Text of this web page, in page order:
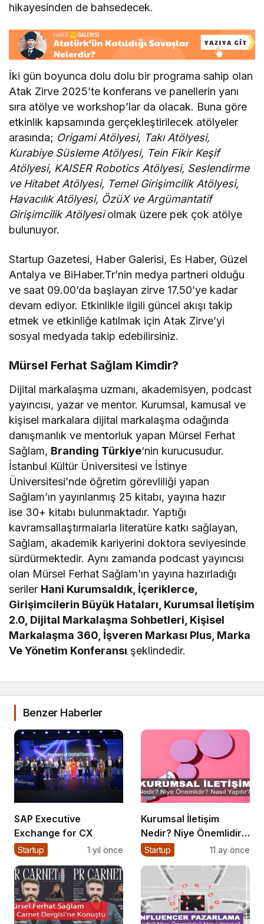
hikayesinden de bahsedecek.
İki gün boyunca dolu dolu bir programa sahip olan
Atak Zirve 2025’te konferans ve panellerin yanı
sıra atölye ve workshop’lar da olacak. Buna göre
etkinlik kapsamında gerçekleştirilecek atölyeler
arasında; Origami Atölyesi, Takı Atölyesi,
Kurabiye Süsleme Atölyesi, Tein Fikir Keşif
Atölyesi, KAISER Robotics Atölyesi, Seslendirme
ve Hitabet Atölyesi, Temel Girişimcilik Atölyesi,
Havacılık Atölyesi, ÖzüX ve Argümantatif
Girişimcilik Atölyesiolmak üzere pek çok atölye
bulunuyor.
Startup Gazetesi, Haber Galerisi, Es Haber, Güzel
Antalya ve BiHaber.Tr’nin medya partneri olduğu
ve saat 09.00’da başlayan zirve 17.50’ye kadar
devam ediyor. Etkinlikle ilgili güncel akışı takip
etmek ve etkinliğe katılmak için Atak Zirve’yi
sosyal medyada takip edebilirsiniz.
Mürsel Ferhat Sağlam Kimdir?
Dijital markalaşma uzmanı, akademisyen, podcast
yayıncısı, yazar ve mentor. Kurumsal, kamusal ve
kişisel markalara dijital markalaşma odağında
danışmanlık ve mentorluk yapan Mürsel Ferhat
Sağlam, Branding Türkiye‘nin kurucusudur.
İstanbul Kültür Üniversitesi ve İstinye
Üniversitesi’nde öğretim görevliliği yapan
Sağlam’ın yayınlanmış 25 kitabı, yayına hazır
ise 30+ kitabı bulunmaktadır. Yaptığı
kavramsallaştırmalarla literatüre katkı sağlayan,
Sağlam, akademik kariyerini doktora seviyesinde
sürdürmektedir. Aynı zamanda podcast yayıncısı
olan Mürsel Ferhat Sağlam’ın yayına hazırladığı
seriler Hani Kurumsaldık, İçeriklerce,
Girişimcilerin Büyük Hataları, Kurumsal İletişim
2.0, Dijital Markalaşma Sohbetleri, Kişisel
Markalaşma 360, İşveren Markası Plus, Marka
Ve Yönetim Konferansı şeklindedir.
Benzer Haberler
SAP Executive
Exchange for CX
Startup 1 yıl önce
Kurumsal İletişim
Nedir? Niye Önemlidir?
Kurumsal İletişim Nasıl
Startup 11 ay önce